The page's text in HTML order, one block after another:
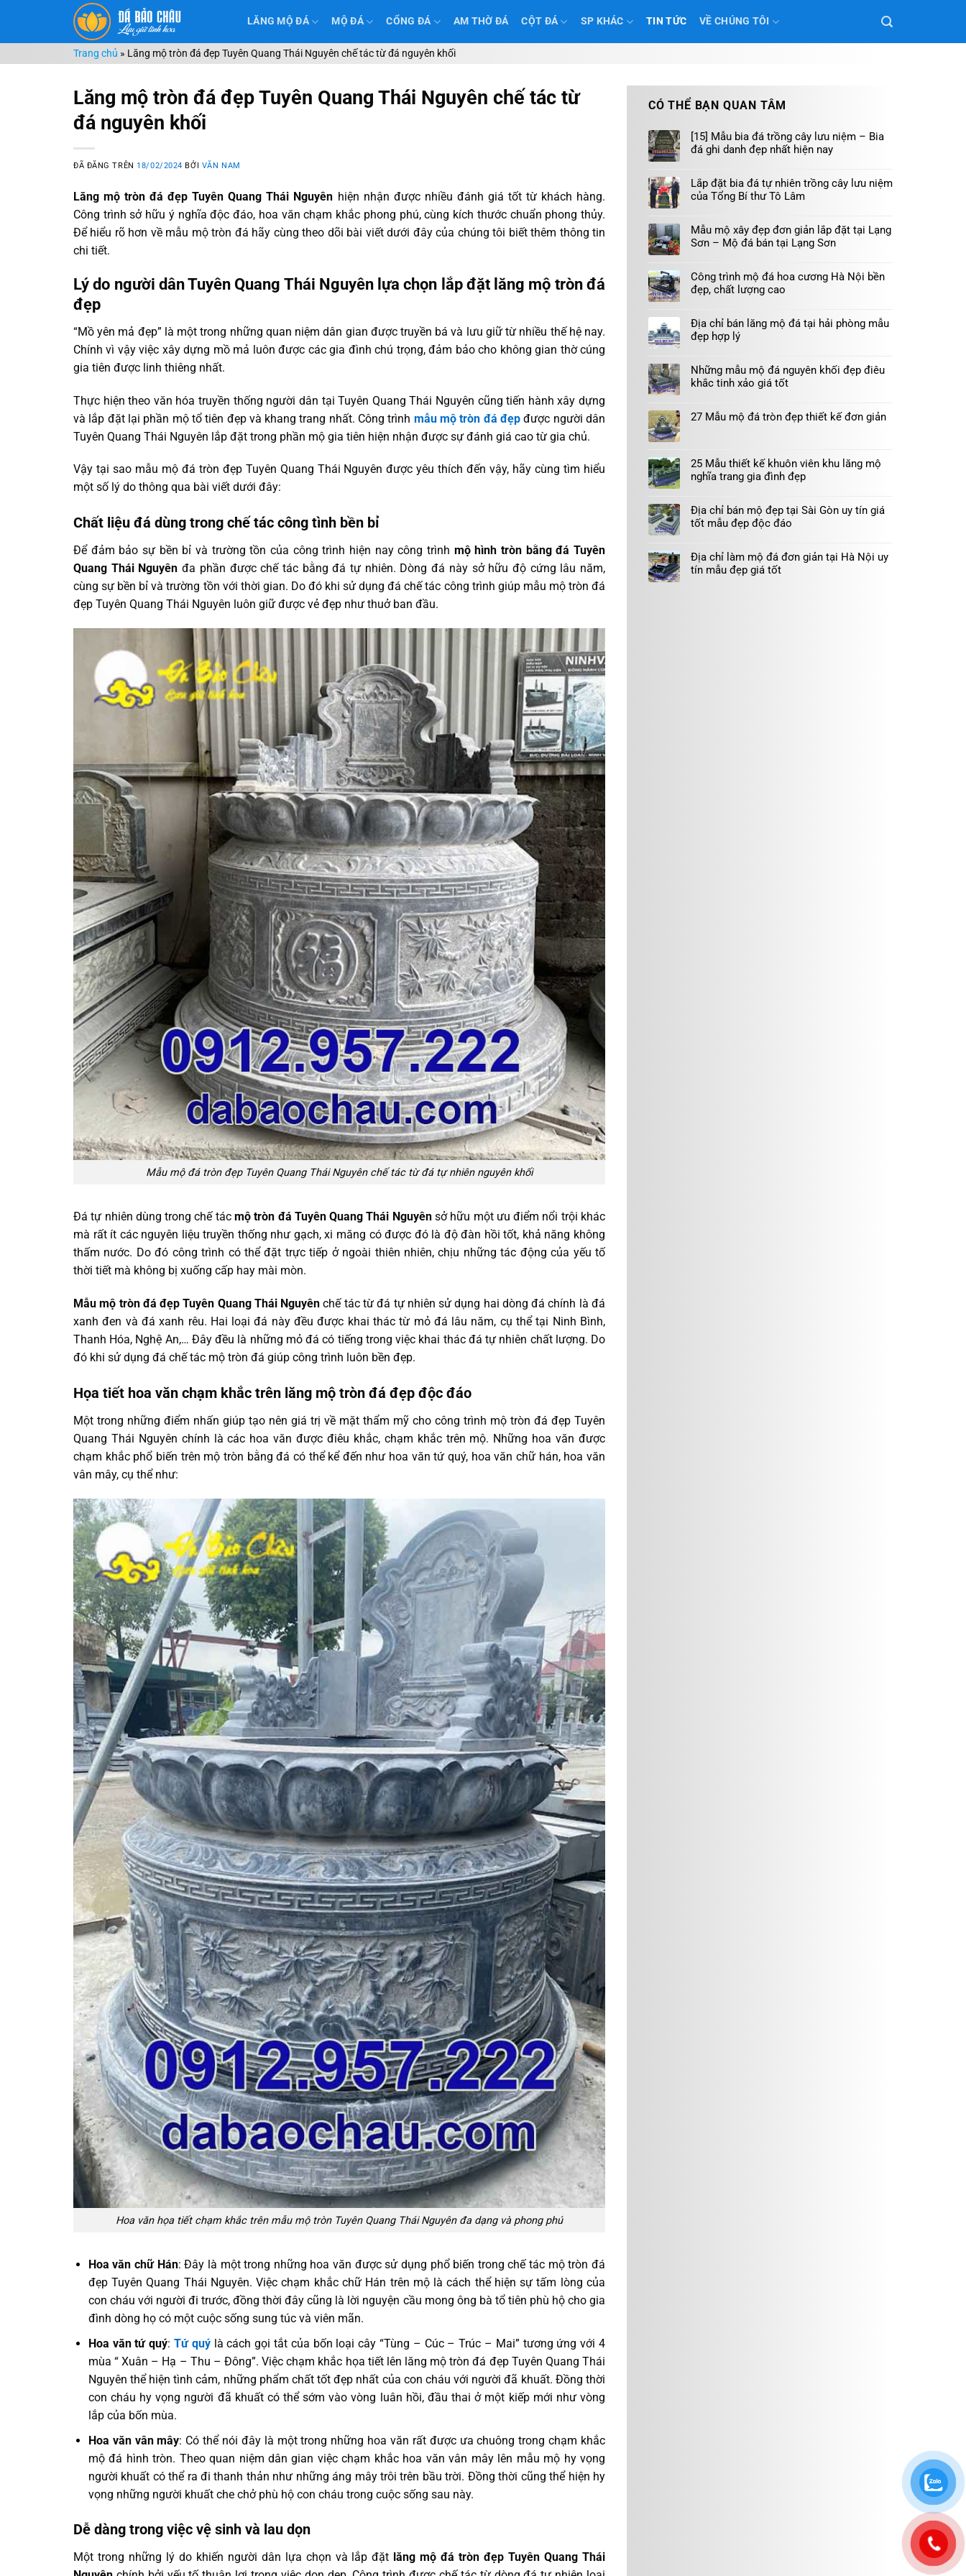
nội
dung
LĂNG MỘ ĐÁ MỘ ĐÁ CỔNG ĐÁ AM THỜ ĐÁ CỘT ĐÁ SP KHÁC TIN TỨC VỀ CHÚNG TÔI
Trang chủ » Lăng mộ tròn đá đẹp Tuyên Quang Thái Nguyên chế tác từ đá nguyên khối
Lăng mộ tròn đá đẹp Tuyên Quang Thái Nguyên chế tác từ
đá nguyên khối
ĐÃ ĐĂNG TRÊN 18/02/2024 BỞI VĂN NAM
Lăng mộ tròn đá đẹp Tuyên Quang Thái Nguyên hiện nhận được nhiều đánh giá tốt từ khách hàng.
Công trình sở hữu ý nghĩa độc đáo, hoa văn chạm khắc phong phú, cùng kích thước chuẩn phong thủy.
Để hiểu rõ hơn về mẫu mộ tròn đá hãy cùng theo dõi bài viết dưới đây của chúng tôi biết thêm thông tin
chi tiết.
Lý do người dân Tuyên Quang Thái Nguyên lựa chọn lắp đặt lăng mộ tròn đá
đẹp
“Mồ yên mả đẹp” là một trong những quan niệm dân gian được truyền bá và lưu giữ từ nhiều thế hệ nay.
Chính vì vậy việc xây dựng mồ mả luôn được các gia đình chú trọng, đảm bảo cho không gian thờ cúng
gia tiên được linh thiêng nhất.
Thực hiện theo văn hóa truyền thống người dân tại Tuyên Quang Thái Nguyên cũng tiến hành xây dựng
và lắp đặt lại phần mộ tổ tiên đẹp và khang trang nhất. Công trình mẫu mộ tròn đá đẹp được người dân
Tuyên Quang Thái Nguyên lắp đặt trong phần mộ gia tiên hiện nhận được sự đánh giá cao từ gia chủ.
Vậy tại sao mẫu mộ đá tròn đẹp Tuyên Quang Thái Nguyên được yêu thích đến vậy, hãy cùng tìm hiểu
một số lý do thông qua bài viết dưới đây:
Chất liệu đá dùng trong chế tác công tình bền bỉ
Để đảm bảo sự bền bỉ và trường tồn của công trình hiện nay công trình mộ hình tròn bằng đá Tuyên
Quang Thái Nguyên đa phần được chế tác bằng đá tự nhiên. Dòng đá này sở hữu độ cứng lâu năm,
cùng sự bền bỉ và trường tồn với thời gian. Do đó khi sử dụng đá chế tác công trình giúp mẫu mộ tròn đá
đẹp Tuyên Quang Thái Nguyên luôn giữ được vẻ đẹp như thuở ban đầu.
Mẫu mộ đá tròn đẹp Tuyên Quang Thái Nguyên chế tác từ đá tự nhiên nguyên khối
Đá tự nhiên dùng trong chế tác mộ tròn đá Tuyên Quang Thái Nguyênsở hữu một ưu điểm nổi trội khác
mà rất ít các nguyên liệu truyền thống như gạch, xi măng có được đó là độ đàn hồi tốt, khả năng không
thấm nước. Do đó công trình có thể đặt trực tiếp ở ngoài thiên nhiên, chịu những tác động của yếu tố
thời tiết mà không bị xuống cấp hay mài mòn.
Mẫu mộ tròn đá đẹp Tuyên Quang Thái Nguyên chế tác từ đá tự nhiên sử dụng hai dòng đá chính là đá
xanh đen và đá xanh rêu. Hai loại đá này đều được khai thác từ mỏ đá lâu năm, cụ thể tại Ninh Bình,
Thanh Hóa, Nghệ An,… Đây đều là những mỏ đá có tiếng trong việc khai thác đá tự nhiên chất lượng. Do
đó khi sử dụng đá chế tác mộ tròn đá giúp công trình luôn bền đẹp.
Họa tiết hoa văn chạm khắc trên lăng mộ tròn đá đẹp độc đáo
Một trong những điểm nhấn giúp tạo nên giá trị về mặt thẩm mỹ cho công trình mộ tròn đá đẹp Tuyên
Quang Thái Nguyên chính là các hoa văn được điêu khắc, chạm khắc trên mộ. Những hoa văn được
chạm khắc phổ biến trên mộ tròn bằng đá có thể kể đến như hoa văn tứ quý, hoa văn chữ hán, hoa văn
vân mây, cụ thể như:
Hoa văn họa tiết chạm khắc trên mẫu mộ tròn Tuyên Quang Thái Nguyên đa dạng và phong phú
Hoa văn chữ Hán: Đây là một trong những hoa văn được sử dụng phổ biến trong chế tác mộ tròn đá
đẹp Tuyên Quang Thái Nguyên. Việc chạm khắc chữ Hán trên mộ là cách thể hiện sự tấm lòng của
con cháu với người đi trước, đồng thời đây cũng là lời nguyện cầu mong ông bà tổ tiên phù hộ cho gia
đình dòng họ có một cuộc sống sung túc và viên mãn.
Hoa văn tứ quý:Tứ quýlà cách gọi tắt của bốn loại cây “Tùng – Cúc – Trúc – Mai” tương ứng với 4
mùa “ Xuân – Hạ – Thu – Đông”. Việc chạm khắc họa tiết lên lăng mộ tròn đá đẹp Tuyên Quang Thái
Nguyên thể hiện tình cảm, những phẩm chất tốt đẹp nhất của con cháu với người đã khuất. Đồng thời
con cháu hy vọng người đã khuất có thể sớm vào vòng luân hồi, đầu thai ở một kiếp mới như vòng
lắp của bốn mùa.
Hoa văn vân mây: Có thể nói đây là một trong những hoa văn rất được ưa chuông trong chạm khắc
mộ đá hình tròn. Theo quan niệm dân gian việc chạm khắc hoa văn vân mây lên mẫu mộ hy vọng
người khuất có thể ra đi thanh thản như những áng mây trôi trên bầu trời. Đồng thời cũng thể hiện hy
vọng những người khuất che chở phù hộ con cháu trong cuộc sống sau này.
Dễ dàng trong việc vệ sinh và lau dọn
Một trong những lý do khiến người dân lựa chọn và lắp đặt lăng mộ đá tròn đẹp Tuyên Quang Thái
CÓ THỂ BẠN QUAN TÂM
[15] Mẫu bia đá trồng cây lưu niệm – Bia
đá ghi danh đẹp nhất hiện nay
Lắp đặt bia đá tự nhiên trồng cây lưu niệm
của Tổng Bí thư Tô Lâm
Mẫu mộ xây đẹp đơn giản lắp đặt tại Lạng
Sơn – Mộ đá bán tại Lạng Sơn
Công trình mộ đá hoa cương Hà Nội bền
đẹp, chất lượng cao
Địa chỉ bán lăng mộ đá tại hải phòng mẫu
đẹp hợp lý
Những mẫu mộ đá nguyên khối đẹp điêu
khắc tinh xảo giá tốt
27 Mẫu mộ đá tròn đẹp thiết kế đơn giản
25 Mẫu thiết kế khuôn viên khu lăng mộ
nghĩa trang gia đình đẹp
Địa chỉ bán mộ đẹp tại Sài Gòn uy tín giá
tốt mẫu đẹp độc đáo
Địa chỉ làm mộ đá đơn giản tại Hà Nội uy
tín mẫu đẹp giá tốt